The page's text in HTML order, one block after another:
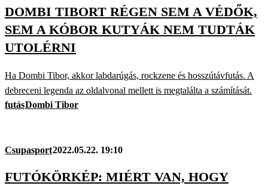
DOMBI TIBORT RÉGEN SEM A VÉDŐK,
SEM A KÓBOR KUTYÁK NEM TUDTÁK
UTOLÉRNI
Ha Dombi Tibor, akkor labdarúgás, rockzene és hosszútávfutás. A
debreceni legenda az oldalvonal mellett is megtalálta a számítását.
futásDombi Tibor
Csupasport2022.05.22. 19:10
FUTÓKÖRKÉP: MIÉRT VAN, HOGY